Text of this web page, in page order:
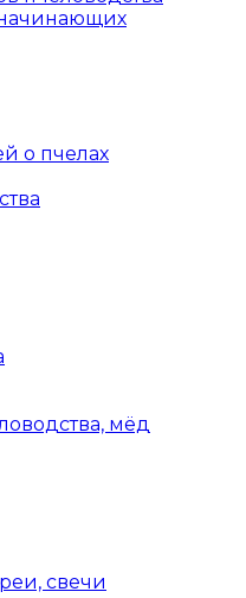
о пчелах
мёд
свечи